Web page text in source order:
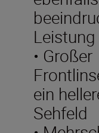
Leistung
• Großer
ein
Sehfeld